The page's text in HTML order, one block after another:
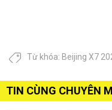
Từ khóa: Beijing X7
TIN CÙNG CHUYÊN